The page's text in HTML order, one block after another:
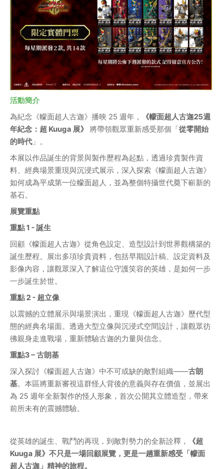
活動簡介
為紀念《幪面超人古迦》播映 25 週年，
《幪面超人古迦25週
年紀念：超 Kuuga 展》
將帶領觀眾重新感受那個「從零開始
的時代 」。
本展以作品誕生的背景與製作歷程為起點，透過珍貴製作資
料、經典場景重現與沉浸式展示，深入探索《幪面超人古迦》
如何成為平成第一位幪面超人，並為整個特攝世代奠下嶄新的
基石。
展覽重點
重點 1 - 誕生
回顧《幪面超人古迦》從角色設定、造型設計到世界觀構築的
誕生歷程。展出多項珍貴資料，包括早期設計稿、設定資料及
影像內容，讓觀眾深入了解這位守護笑容的英雄，是如何一步
一步誕生於世。
重點 2 - 超立像
以震撼的立體展示與場景演出，重現《幪面超人古迦》歷代型
態的經典名場面。透過大型立像與沉浸式空間設計，讓觀眾彷
彿親身走進戰場，重新體驗古迦的力量與信念。
重點3 – 古朗基
深入探討《幪面超人古迦》中不可或缺的敵對組織——古朗
基。本區將重新審視這群怪人背後的意義與存在價值，並展出
為 25 週年全新製作的怪人形象，首次公開其立體造型，帶來
前所未有的震撼體驗。
從英雄的誕生、戰鬥的再現，到敵對勢力的全新詮釋，
《超
Kuuga 展》不只是一場回顧展覽，更是一趟重新感受「幪面
超人古迦」精神的旅程。